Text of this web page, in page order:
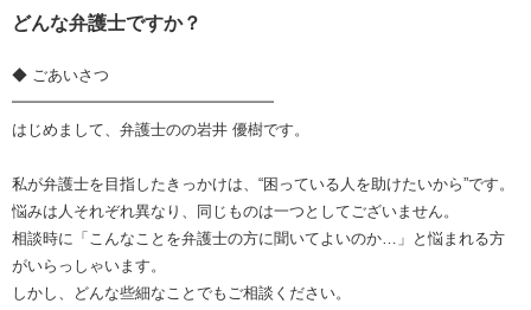
どんな弁護士ですか？
◆ ごあいさつ
━━━━━━━━━━━━━━━━━
はじめまして、弁護士のの岩井 優樹です。
私が弁護士を目指したきっかけは、“困っている人を助けたいから”です。
悩みは人それぞれ異なり、同じものは一つとしてございません。
相談時に「こんなことを弁護士の方に聞いてよいのか…」と悩まれる方
がいらっしゃいます。
しかし、どんな些細なことでもご相談ください。